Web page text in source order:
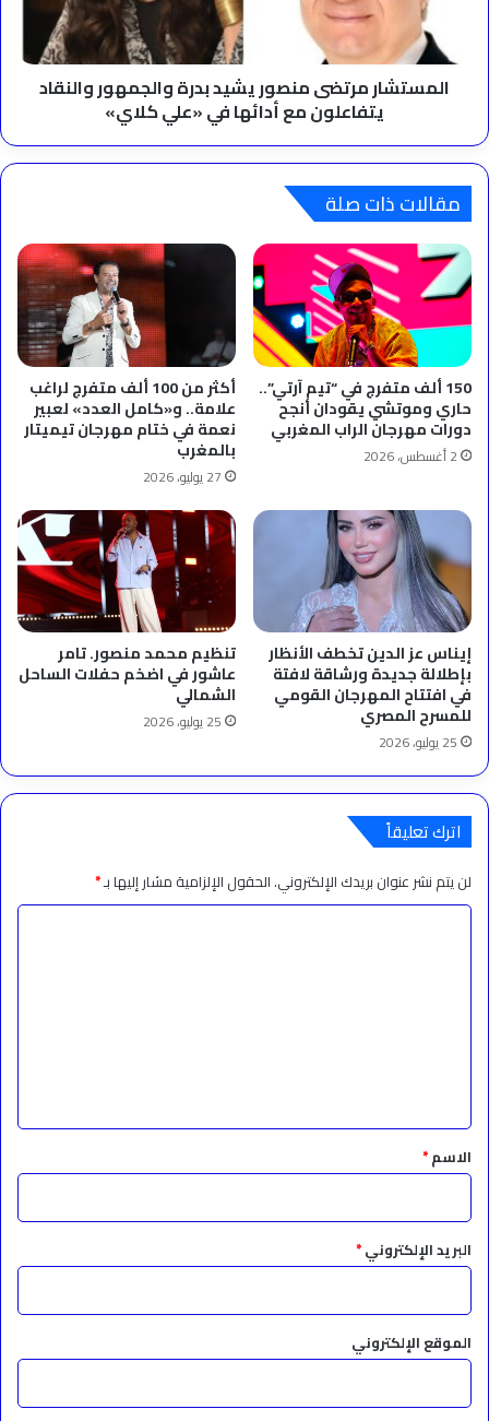
يتفاعلون
مع
أدائها
كلاي»
المستشار مرتضى منصور يشيد بدرة والجمهور والنقاد
يتفاعلون مع أدائها في «علي كلاي»
مقالات ذات صلة
150 ألف متفرج في “تيم آرتي”..
حاري وموتشي يقودان أنجح
دورات مهرجان الراب المغربي
2 أغسطس، 2026
أكثر من 100 ألف متفرج لراغب
علامة.. و«كامل العدد» لعبير
نعمة في ختام مهرجان تيميتار
بالمغرب
27 يوليو، 2026
إيناس عز الدين تخطف الأنظار
بإطلالة جديدة ورشاقة لافتة
في افتتاح المهرجان القومي
للمسرح المصري
25 يوليو، 2026
تنظيم محمد منصور. تامر
عاشور في اضخم حفلات الساحل
الشمالي
25 يوليو، 2026
اترك تعليقاً
لن يتم نشر عنوان بريدك الإلكتروني.الحقول الإلزامية مشار إليها بـ*
ق
*الاسم*
البريد الإلكتروني*
الموقع الإلكتروني